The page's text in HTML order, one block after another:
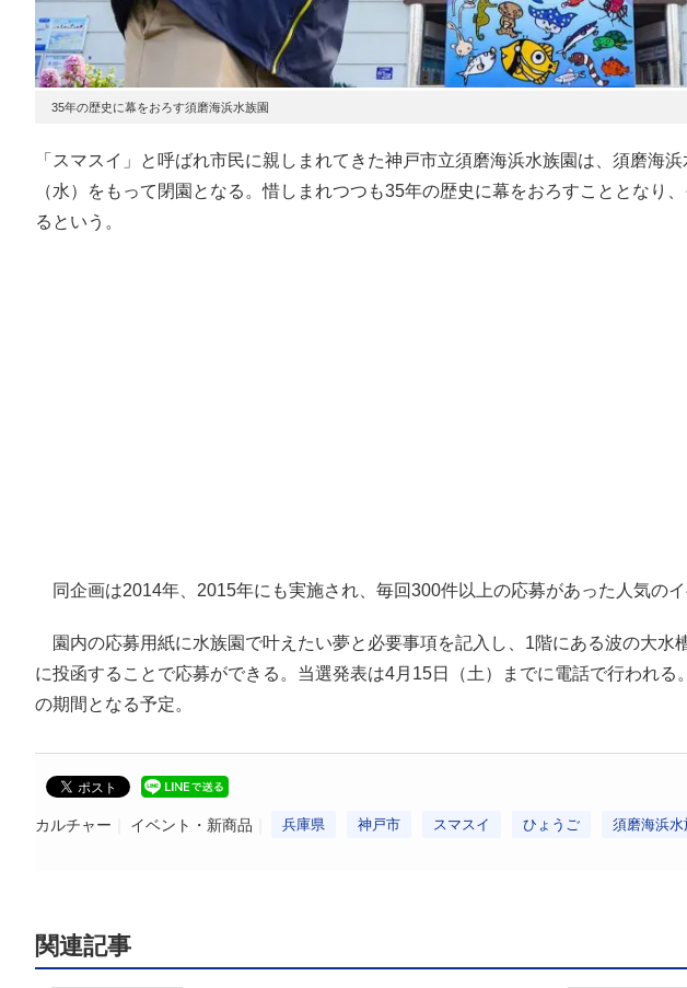
35年の歴史に幕をおろす須磨海浜水族園
「スマスイ」と呼ばれ市民に親しまれてきた神戸市立須磨海浜水族園は、須磨海
（水）をもって閉園となる。惜しまれつつも35年の歴史に幕をおろすこととなり
るという。
同企画は2014年、2015年にも実施され、毎回300件以上の応募があった人気のイ
園内の応募用紙に水族園で叶えたい夢と必要事項を記入し、1階にある波の大水
に投函することで応募ができる。当選発表は4月15日（土）までに電話で行われる
の期間となる予定。
カルチャー イベント・新商品 兵庫県 神戸市 スマスイ ひょうご 須磨海浜水
関連記事